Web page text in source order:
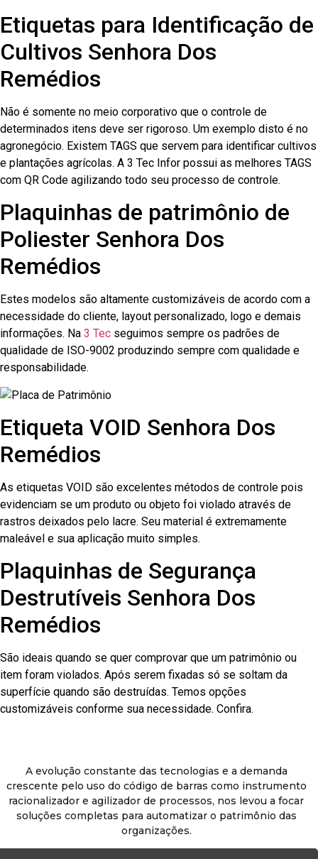
Etiquetas para Identificação de
Cultivos Senhora Dos
Remédios
Não é somente no meio corporativo que o controle de
determinados itens deve ser rigoroso. Um exemplo disto é no
agronegócio. Existem TAGS que servem para identificar cultivos
e plantações agrícolas. A 3 Tec Infor possui as melhores TAGS
com QR Code agilizando todo seu processo de controle.
Plaquinhas de patrimônio de
Poliester Senhora Dos
Remédios
Estes modelos são altamente customizáveis de acordo com a
necessidade do cliente, layout personalizado, logo e demais
informações. Na 3 Tec seguimos sempre os padrões de
qualidade de ISO-9002 produzindo sempre com qualidade e
responsabilidade.
Etiqueta VOID Senhora Dos
Remédios
As etiquetas VOID são excelentes métodos de controle pois
evidenciam se um produto ou objeto foi violado através de
rastros deixados pelo lacre. Seu material é extremamente
maleável e sua aplicação muito simples.
Plaquinhas de Segurança
Destrutíveis Senhora Dos
Remédios
São ideais quando se quer comprovar que um patrimônio ou
item foram violados. Após serem fixadas só se soltam da
superfície quando são destruídas. Temos opções
customizáveis conforme sua necessidade. Confira.
A evolução constante das tecnologias e a demanda
crescente pelo uso do código de barras como instrumento
racionalizador e agilizador de processos, nos levou a focar
soluções completas para automatizar o patrimônio das
organizações.